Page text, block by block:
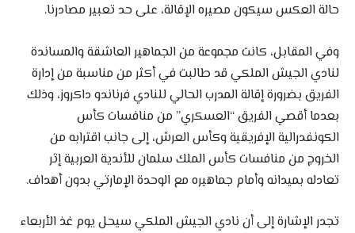
حالة العكس سيكون مصيره الإقالة، على حد تعبير مصادرنا.
وفي المقابل، كانت مجموعة من الجماهير العاشقة والمساندة
لنادي الجيش الملكي قد طالبت في أكثر من مناسبة من إدارة
الفريق بضرورة إقالة المدرب الحالي للنادي فرناندو داكروز، وذلك
بعدما أقصي الفريق “العسكري” من منافسات كأس
الكونفدرالية الإفريقية وكأس العرش، إلى جانب اقترابه من
الخروج من منافسات كأس الملك سلمان للأندية العربية إثر
تعادله بميدانه وأمام جماهيره مع الوحدة الإمارتي بدون أهداف.
تجدر الإشارة إلى أن نادي الجيش الملكي سيحل يوم غذ الأربعاء